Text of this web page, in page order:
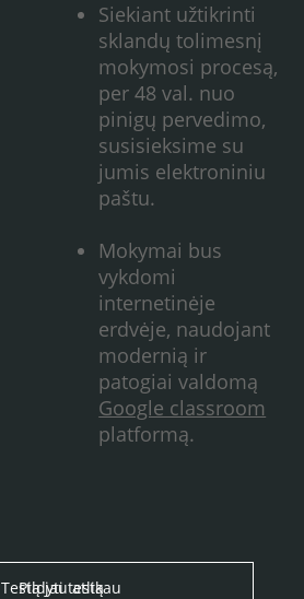
Siekiant užtikrinti
sklandų tolimesnį
mokymosi procesą,
per 48 val. nuo
pinigų pervedimo,
susisieksime su
jumis elektroniniu
paštu.
Mokymai bus
vykdomi
internetinėje
erdvėje, naudojant
modernią ir
patogiai valdomą
Google classroom
platformą.
Pildyti testą
Testą jau atlikau